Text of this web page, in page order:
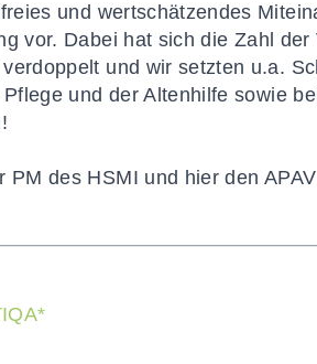
und wertschätzendes
vor. Dabei hat sich die Zahl
und wir setzten u.a.
und der Altenhilfe sowie
PM des HSMI und hier den APAV